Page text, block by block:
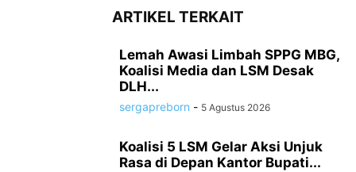
ARTIKEL TERKAIT
Lemah Awasi Limbah SPPG MBG,
Koalisi Media dan LSM Desak
DLH...
sergapreborn - 5 Agustus 2026
Koalisi 5 LSM Gelar Aksi Unjuk
Rasa di Depan Kantor Bupati...